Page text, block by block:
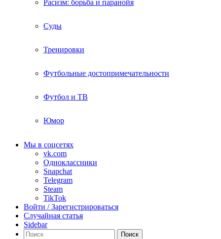
Расизм: борьба и паранойя
Суды
Тренировки
Футбольные достопримечательности
Футбол и ТВ
Юмор
Мы в соцсетях
vk.com
Одноклассники
Snapchat
Telegram
Steam
TikTok
Войти / Зарегистрироваться
Случайная статья
Sidebar
Поиск